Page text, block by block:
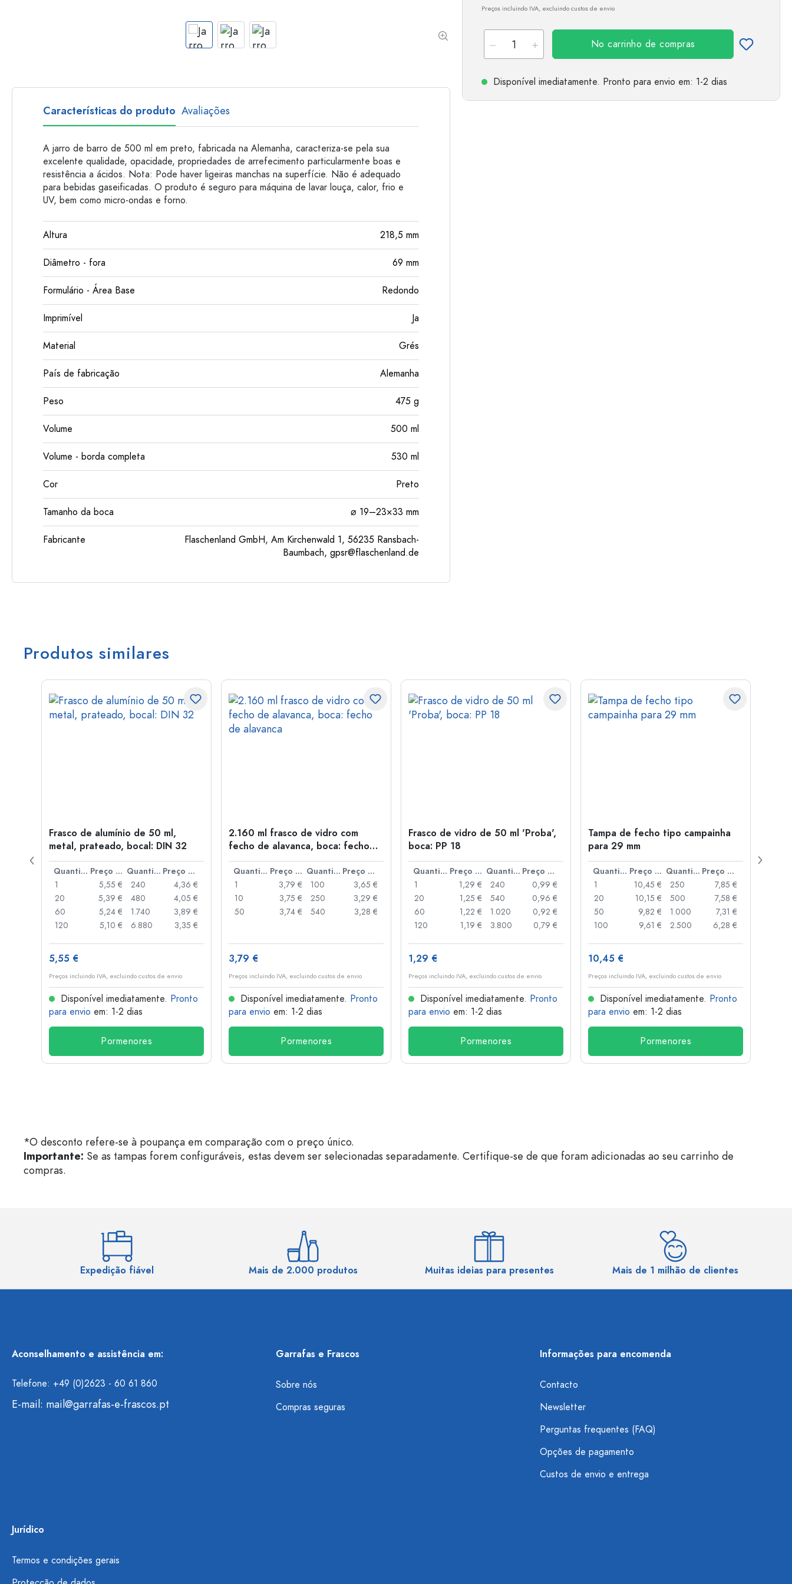
Preços incluindo IVA, excluindo custos de envio
No carrinho de compras
Disponível imediatamente. Pronto para envio em: 1-2 dias
Características do produto Avaliações
A jarro de barro de 500 ml em preto, fabricada na Alemanha, caracteriza-se pela sua
excelente qualidade, opacidade, propriedades de arrefecimento particularmente boas e
resistência a ácidos. Nota: Pode haver ligeiras manchas na superfície. Não é adequado
para bebidas gaseificadas. O produto é seguro para máquina de lavar louça, calor, frio e
UV, bem como micro-ondas e forno.
Altura 218,5 mm
Diâmetro - fora 69 mm
Formulário - Área Base Redondo
Imprimível Ja
Material Grés
País de fabricação Alemanha
Peso 475 g
Volume 500 ml
Volume - borda completa 530 ml
Cor Preto
Tamanho da boca ⌀ 19–23×33 mm
Fabricante
Flaschenland GmbH, Am Kirchenwald 1, 56235 Ransbach-
Baumbach, gpsr@flaschenland.de
Produtos similares
Frasco de alumínio de 50 ml,
metal, prateado, bocal: DIN 32
Quantidade Preço por peça Quantidade
Preço por peça
1
5,55 €
20
5,39 €
60
5,24 €
120
5,10 €
240
4,36 €
480
4,05 €
1.740
3,89 €
6.880
3,35 €
5,55 €
Preços incluindo IVA, excluindo custos de envio
Disponível imediatamente. Pronto
para envio em: 1-2 dias
Pormenores
2.160 ml frasco de vidro com
fecho de alavanca, boca: fecho
de alavanca
Quantidade Preço por peça Quantidade
Preço por peça
1
3,79 €
10
3,75 €
50
3,74 €
100
3,65 €
250
3,29 €
540
3,28 €
3,79 €
Preços incluindo IVA, excluindo custos de envio
Disponível imediatamente. Pronto
para envio em: 1-2 dias
Pormenores
Frasco de vidro de 50 ml 'Proba',
boca: PP 18
Quantidade Preço por peça Quantidade
Preço por peça
1
1,29 €
20
1,25 €
60
1,22 €
120
1,19 €
240
0,99 €
540
0,96 €
1.020
0,92 €
3.800
0,79 €
1,29 €
Preços incluindo IVA, excluindo custos de envio
Disponível imediatamente. Pronto
para envio em: 1-2 dias
Pormenores
Tampa de fecho tipo campainha
para 29 mm
Quantidade Preço por peça Quantidade
Preço por peça
1
10,45 €
20
10,15 €
50
9,82 €
100
9,61 €
250
7,85 €
500
7,58 €
1.000
7,31 €
2.500
6,28 €
10,45 €
Preços incluindo IVA, excluindo custos de envio
Disponível imediatamente. Pronto
para envio em: 1-2 dias
Pormenores
*O desconto refere-se à poupança em comparação com o preço único.
Importante: Se as tampas forem configuráveis, estas devem ser selecionadas separadamente. Certifique-se de que foram adicionadas ao seu carrinho de
compras.
Expedição fiável Mais de 2.000 produtos Muitas ideias para presentes Mais de 1 milhão de clientes
Aconselhamento e assistência em:
Telefone: +49 (0)2623 - 60 61 860
E-mail: mail@garrafas-e-frascos.pt
Garrafas e Frascos
Sobre nós
Compras seguras
Informações para encomenda
Contacto
Newsletter
Perguntas frequentes (FAQ)
Opções de pagamento
Custos de envio e entrega
Jurídico
Termos e condições gerais